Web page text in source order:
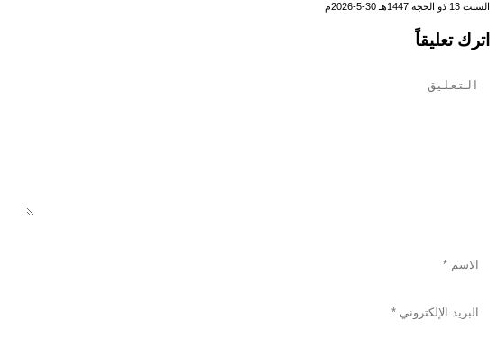
السبت 13 ذو الحجة 1447هـ 30-5-2026م
اترك تعليقاً